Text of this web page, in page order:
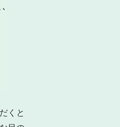
くと